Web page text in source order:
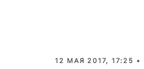
12 МАЯ 2017, 17:25 •